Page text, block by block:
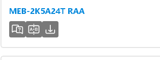
MEB-2K5A24T RAA